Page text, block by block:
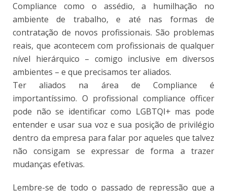
Compliance como o assédio, a humilhação no
ambiente de trabalho, e até nas formas de
contratação de novos profissionais. São problemas
reais, que acontecem com profissionais de qualquer
nível hierárquico – comigo inclusive em diversos
ambientes – e que precisamos ter aliados.
Ter aliados na área de Compliance é
importantíssimo. O profissional compliance officer
pode não se identificar como LGBTQI+ mas pode
entender e usar sua voz e sua posição de privilégio
dentro da empresa para falar por aqueles que talvez
não consigam se expressar de forma a trazer
mudanças efetivas.
Lembre-se de todo o passado de repressão que a